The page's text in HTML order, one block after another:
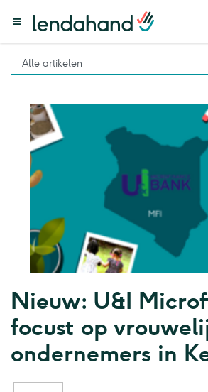
Nieuw: U&I
focust op
ondernemers in